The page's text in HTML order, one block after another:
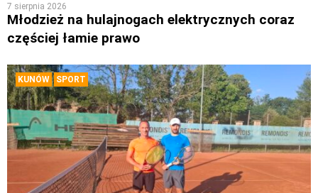
7 sierpnia 2026
Młodzież na hulajnogach elektrycznych coraz
częściej łamie prawo
KUNÓW SPORT